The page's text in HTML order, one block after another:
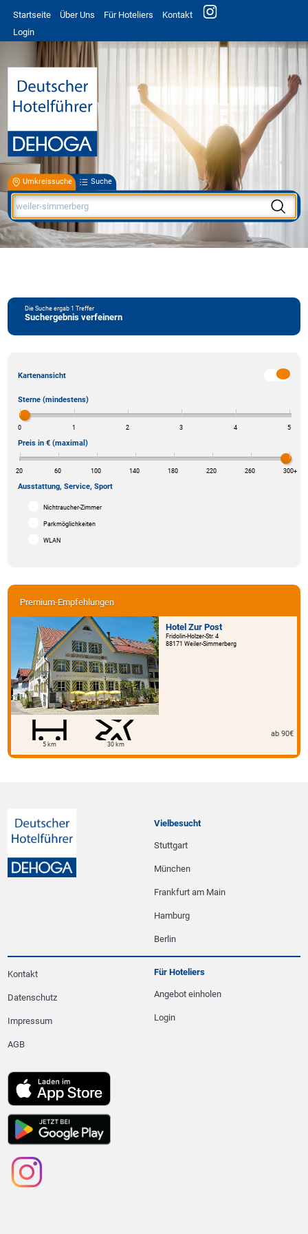
Startseite Über Uns Für Hoteliers
Kontakt
Login
Umkreissuche Suche
Premium-Empfehlungen
Hotel Zur Post
Fridolin-Holzer-Str. 4
88171 Weiler-Simmerberg
5 km 30 km
ab 90€
Die Suche ergab1 Treffer
Suchergebnis verfeinern
Kartenansicht
Sterne (mindestens)
0 1 2 3 4 5
Preis in € (maximal)
20 60 100 140 180 220 260 300+
Ausstattung, Service, Sport
Nichtraucher-Zimmer
Parkmöglichkeiten
WLAN
Vielbesucht
Stuttgart
München
Frankfurt am Main
Hamburg
Berlin
Kontakt
Datenschutz
Impressum
AGB
Für Hoteliers
Angebot einholen
Login